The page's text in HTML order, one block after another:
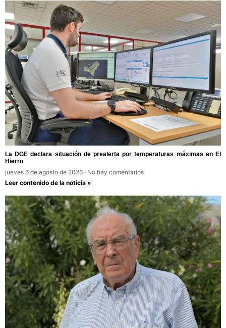
La DGE declara situación de prealerta por temperaturas máximas en El
Hierro
jueves 6 de agosto de 2026
No hay comentarios
Leer contenido de la noticia »